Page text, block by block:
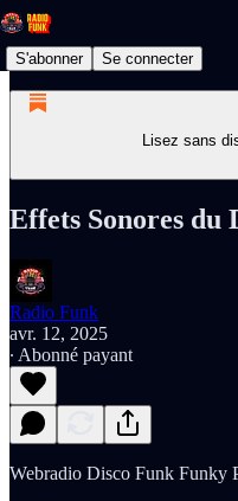
S'abonner Se connecter
Lisez sans
Effets Sonores du
Radio Funk
avr. 12, 2025
∙ Abonné payant
Webradio Disco Funk Funky